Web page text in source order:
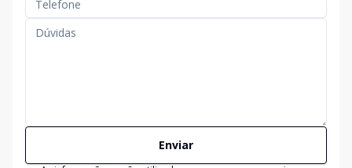
Enviar